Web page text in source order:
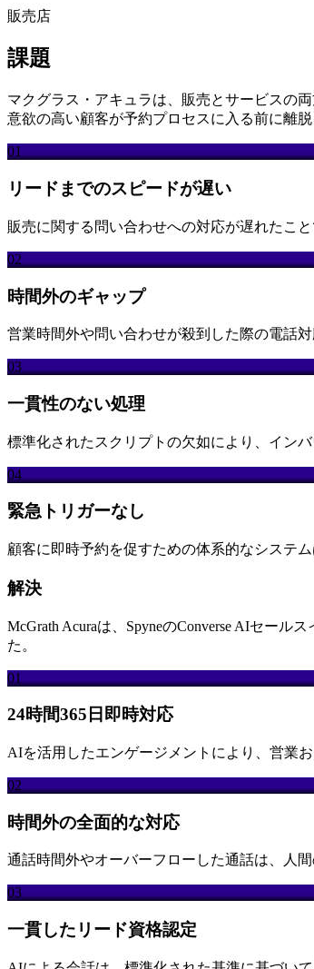
販売店
課題
マクグラス・アキュラは、販売とサービスの
意欲の高い顧客が予約プロセスに入る前に離
01
リードまでのスピードが遅い
販売に関する問い合わせへの対応が遅れたこ
02
時間外のギャップ
営業時間外や問い合わせが殺到した際の電話
03
一貫性のない処理
標準化されたスクリプトの欠如により、イン
04
緊急トリガーなし
顧客に即時予約を促すための体系的なシステム
解決
McGrath Acuraは、SpyneのConverse AIセー
た。
01
24時間365日即時対応
AIを活用したエンゲージメントにより、営業
02
時間外の全面的な対応
通話時間外やオーバーフローした通話は、人
03
一貫したリード資格認定